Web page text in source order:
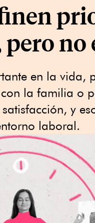
en la vida,
la familia o
y
laboral.